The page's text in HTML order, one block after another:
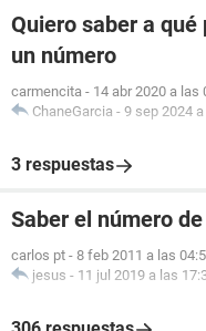
Quiero saber a
un número
carmencita - 14 abr 2020 a las
ChaneGarcia - 9 sep 2024
3 respuestas
Saber el número
carlos pt - 8 feb 2011 a las
jesus - 11 jul 2019 a las